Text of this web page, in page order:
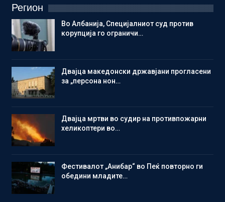
Регион
Во Албанија, Специјалниот суд против
корупција го ограничи…
Двајца македонски државјани прогласени
за „персона нон…
Двајца мртви во судир на противпожарни
хеликоптери во…
Фестивалот „Анибар“ во Пеќ повторно ги
обедини младите…